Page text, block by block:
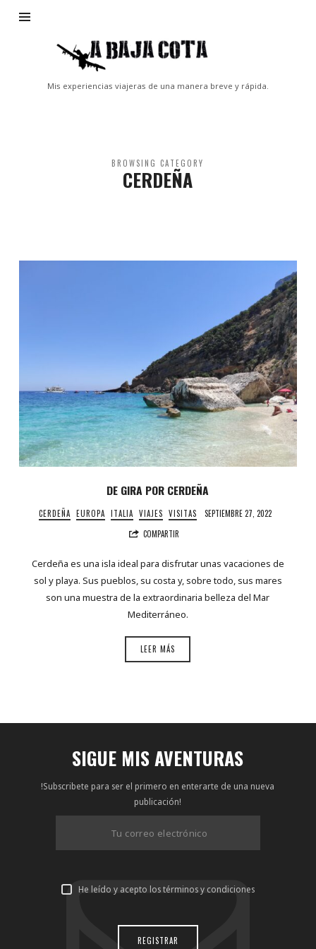
Baja
Cota
Mis experiencias viajeras de una manera breve y rápida.
BROWSING CATEGORY
CERDEÑA
DE GIRA POR CERDEÑA
CERDEÑA EUROPA ITALIA VIAJES VISITAS
SEPTIEMBRE 27, 2022
COMPARTIR
Cerdeña es una isla ideal para disfrutar unas vacaciones de
sol y playa. Sus pueblos, su costa y, sobre todo, sus mares
son una muestra de la extraordinaria belleza del Mar
Mediterráneo.
LEER MÁS
SIGUE MIS AVENTURAS
!Subscribete para ser el primero en enterarte de una nueva
publicación!
He leído y acepto los términos y condiciones